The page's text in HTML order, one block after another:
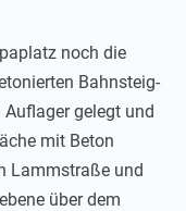
noch die
Bahnsteig-
gelegt und
mit Beton
Lammstraße und
über dem